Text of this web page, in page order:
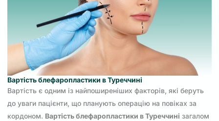
Вартість блефаропластики в Туреччині
Вартість є одним із найпоширеніших факторів, які беруть
до уваги пацієнти, що планують операцію на повіках за
кордоном. Вартість блефаропластики в Туреччині загалом